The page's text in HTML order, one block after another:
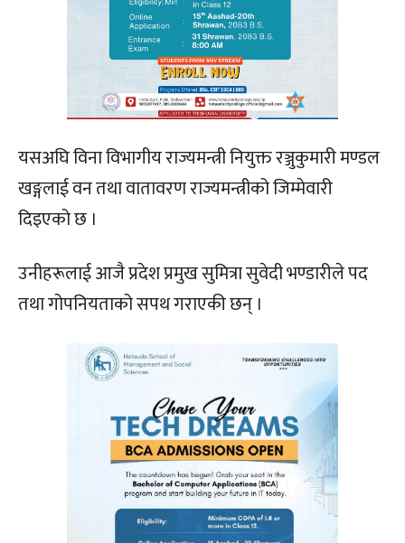
यसअघि विना विभागीय राज्यमन्त्री नियुक्त रञ्जुकुमारी मण्डल
खङ्गलाई वन तथा वातावरण राज्यमन्त्रीको जिम्मेवारी
दिइएको छ ।
उनीहरूलाई आजै प्रदेश प्रमुख सुमित्रा सुवेदी भण्डारीले पद
तथा गोपनियताको सपथ गराएकी छन् ।